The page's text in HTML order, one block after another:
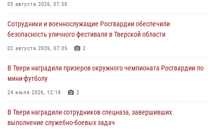
27 июля 2026, 08:29
В Твери наградили призеров окружного чемпионата Росгвардии по
мини-футболу
24 июля 2026, 12:18 2
Росгвардейцы оказали помощь водителю на дороге в городе Кашин
22 июля 2026, 08:35
Представители Росгвардии провели спортивно — патриотическое
мероприятие для воспитанников летнего лагеря в Тверской области
03 августа 2026, 07:50
Сотрудники и военнослужащие Росгвардии обеспечили
безопасность уличного фестиваля в Тверской области
02 августа 2026, 07:05 2
В Твери наградили призеров окружного чемпионата Росгвардии по
мини-футболу
24 июля 2026, 12:18 2
В Твери наградили сотрудников спецназа, завершивших
выполнение служебно-боевых задач